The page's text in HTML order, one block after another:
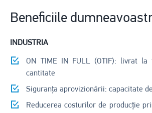
Beneficiile
INDUSTRIA
ON TIME IN FULL (OTIF): livrat
cantitate
Siguranța aprovizionării: capacitate
Reducerea costurilor de producție